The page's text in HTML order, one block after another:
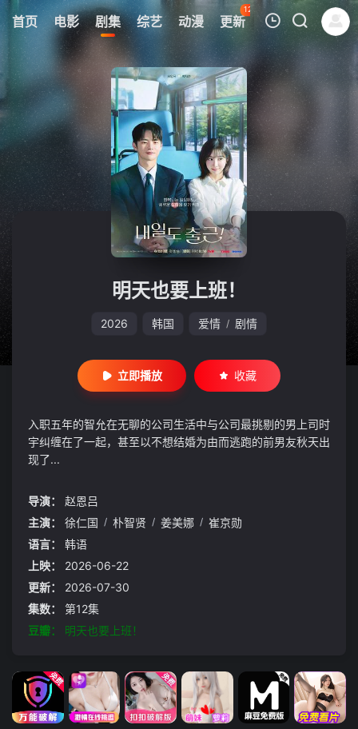
首页 电影 剧集 综艺 动漫 更新
123
热榜 APP
我的观影记录
暂无观看影片的记录
明天也要上班！
2026 韩国 爱情 / 剧情
立即播放 收藏
入职五年的智允在无聊的公司生活中与公司最挑剔的男上司时
宇纠缠在了一起，甚至以不想结婚为由而逃跑的前男友秋天出
现了...
导演：
赵恩吕
主演：
徐仁国 / 朴智贤 / 姜美娜 / 崔京勋
语言：
韩语
上映：
2026-06-22
更新：
2026-07-30
集数：
第12集
豆瓣：
明天也要上班！